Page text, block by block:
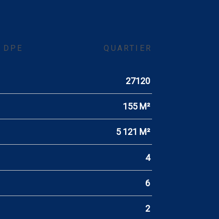
DPE QUARTIER
27120
155 M²
5 121 M²
4
6
2